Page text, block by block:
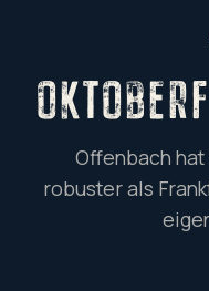
Offenbach
robuster als